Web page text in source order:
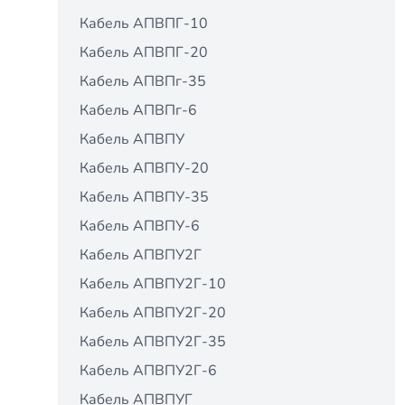
Кабель АПВПГ-10
Кабель АПВПГ-20
Кабель АПВПг-35
Кабель АПВПг-6
Кабель АПВПУ
Кабель АПВПУ-20
Кабель АПВПУ-35
Кабель АПВПУ-6
Кабель АПВПУ2Г
Кабель АПВПУ2Г-10
Кабель АПВПУ2Г-20
Кабель АПВПУ2Г-35
Кабель АПВПУ2Г-6
Кабель АПВПУГ